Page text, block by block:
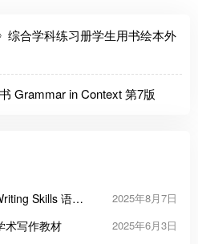
综合学科练习册学生用书绘本外
Grammar in Context 第7版
Skills 语法
2025年8月7日
术写作教材 2025年6月3日